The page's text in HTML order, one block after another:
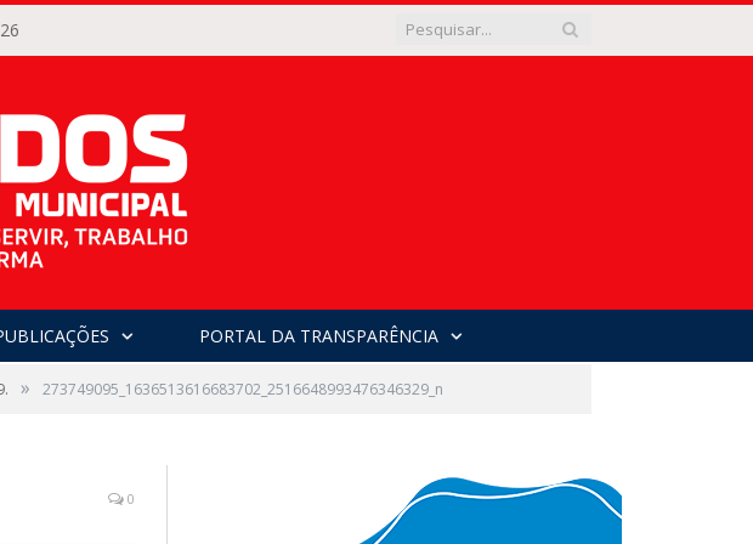
PORTAL DA TRANSPARÊNCIA
» 273749095_1636513616683702_2516648993476346329_n
0